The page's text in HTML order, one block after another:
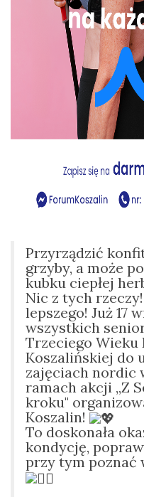
Przyrządzić
grzyby, a może
kubku ciepłej
Nic z tych
lepszego! Już 17
wszystkich
Trzeciego
Koszalińskiej do
zajęciach nordic
ramach akcji „Z
kroku"
Koszalin!
To doskonała
kondycję,
przy tym poznać